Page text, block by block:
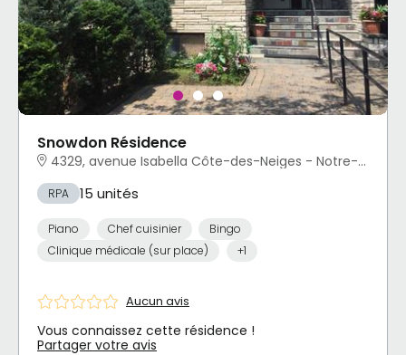
Snowdon Résidence
4329, avenue Isabella Côte-des-Neiges - Notre-Dame-de-Grâce, Montréal, QC
RPA 15 unités
Piano Chef cuisinier
Bingo
Clinique médicale (sur place)
+1
Aucun avis
Vous connaissez cette résidence !
Partager votre avis